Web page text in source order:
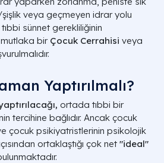
şişlik veya geçmeyen idrar yolu
sünnet gerekliliğinin
bir Çocuk Cerrahisi veya
Yaptırılmalı?
ortada tıbbi bir
tercihine bağlıdır. Ancak çocuk
çocuk psikiyatristlerinin psikolojik
ortaklaştığı çok net "ideal"